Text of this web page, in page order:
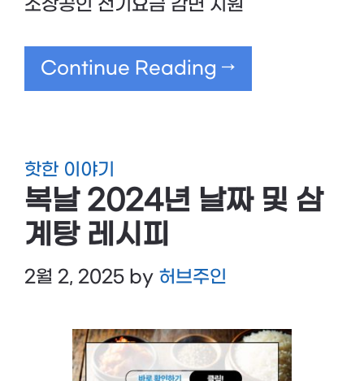
소상공인 전기요금 감면 지원
Continue Reading →
핫한 이야기
복날 2024년 날짜 및 삼
계탕 레시피
2월 2, 2025 by 허브주인